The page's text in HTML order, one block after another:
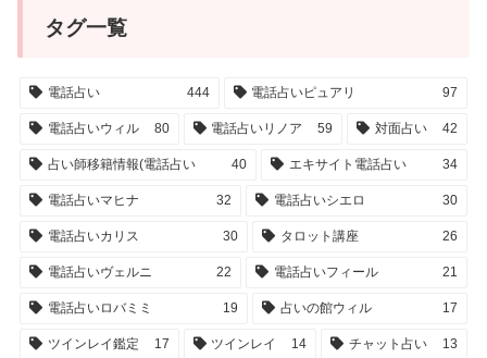
タグ一覧
電話占い 444 電話占いピュアリ 97
電話占いウィル 80 電話占いリノア 59 対面占い 42
占い師移籍情報(電話占い 40 エキサイト電話占い 34
電話占いマヒナ 32 電話占いシエロ 30
電話占いカリス 30 タロット講座 26
電話占いヴェルニ 22 電話占いフィール 21
電話占いロバミミ 19 占いの館ウィル 17
ツインレイ鑑定 17 ツインレイ 14 チャット占い 13